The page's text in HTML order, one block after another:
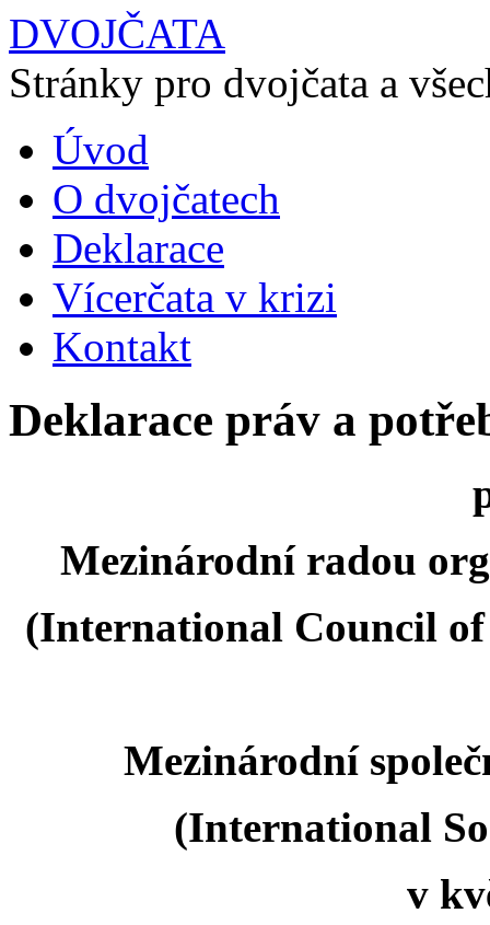
DVOJČATA
Stránky pro dvojčata a
Úvod
O dvojčatech
Deklarace
Vícerčata v krizi
Kontakt
Deklarace práv a
Mezinárodní radou
(International Council
Mezinárodní
(International
v